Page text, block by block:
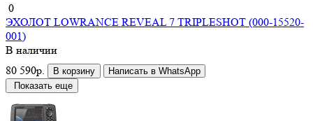
0
ЭХОЛОТ LOWRANCE REVEAL 7 TRIPLESHOT (000-15520-
001)
В наличии
80 590р.
В корзину
Написать в WhatsApp
Показать еще